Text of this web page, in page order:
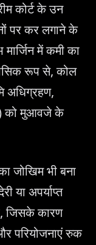
कोर्ट के उन
पर कर लगाने के
में कमी का
रूप से, कोल
अधिग्रहण,
को मुआवजे के
जोखिम भी बना
या अपर्याप्त
जिसके कारण
परियोजनाएं रुक